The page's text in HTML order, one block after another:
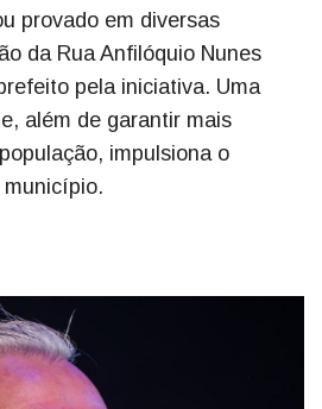
provado em diversas
da Rua Anfilóquio Nunes
pela iniciativa. Uma
além de garantir mais
impulsiona o